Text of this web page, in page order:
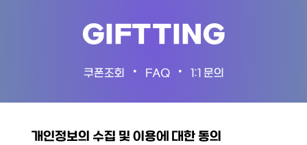
GIFTTING
쿠폰조회 • FAQ • 1:1 문의
개인정보의 수집 및 이용에 대한 동의